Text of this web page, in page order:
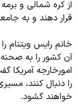
به
جستجو
گزیده‌ها
ویدیوها
فرهنگ و زندگی
حقوق شهروندی
اقتصادی
عملیات خشم حماسی
بایگانی برنامه‌های
مستندها
انتخابات ریاست جمهوری
حمله جمهوری اسلامی
پخش رادیویی
دنبال کنید
از کره شمالی و
قرار دهند و به
خانم رايس ويتنام
آن کشور را به صحنه
امورخارجه آمريکا
را دنبال کنند،
خواهند گشود.